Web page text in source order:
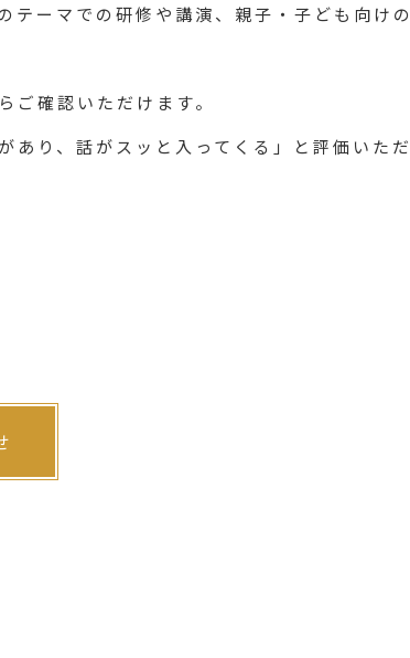
テーマでの研修や講演、親子・子ども向けの
ご確認いただけます。
あり、話がスッと入ってくる」と評価いただ